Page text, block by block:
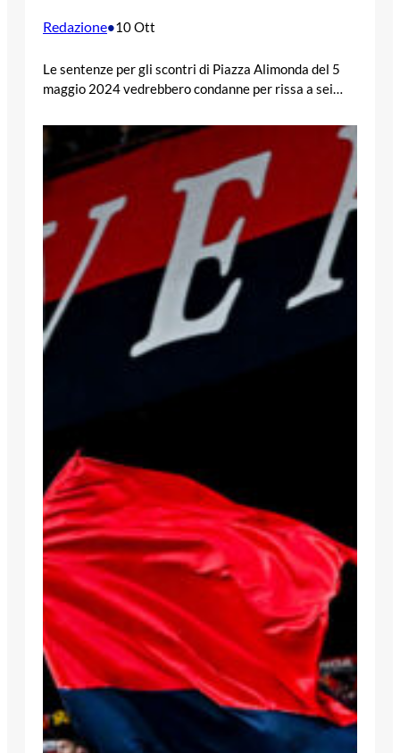
Redazione•10 Ott
Le sentenze per gli scontri di Piazza Alimonda del 5
maggio 2024 vedrebbero condanne per rissa a sei…